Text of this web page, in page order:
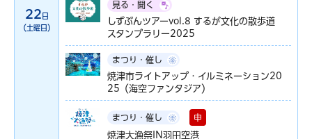
22 日
（土曜日）
見る・聞く
しずぶんツアーvol.8 するが文化の散歩道
スタンプラリー2025
まつり・催し
焼津市ライトアップ・イルミネーション20
25（海空ファンタジア）
まつり・催し 申
焼津大漁祭IN羽田空港